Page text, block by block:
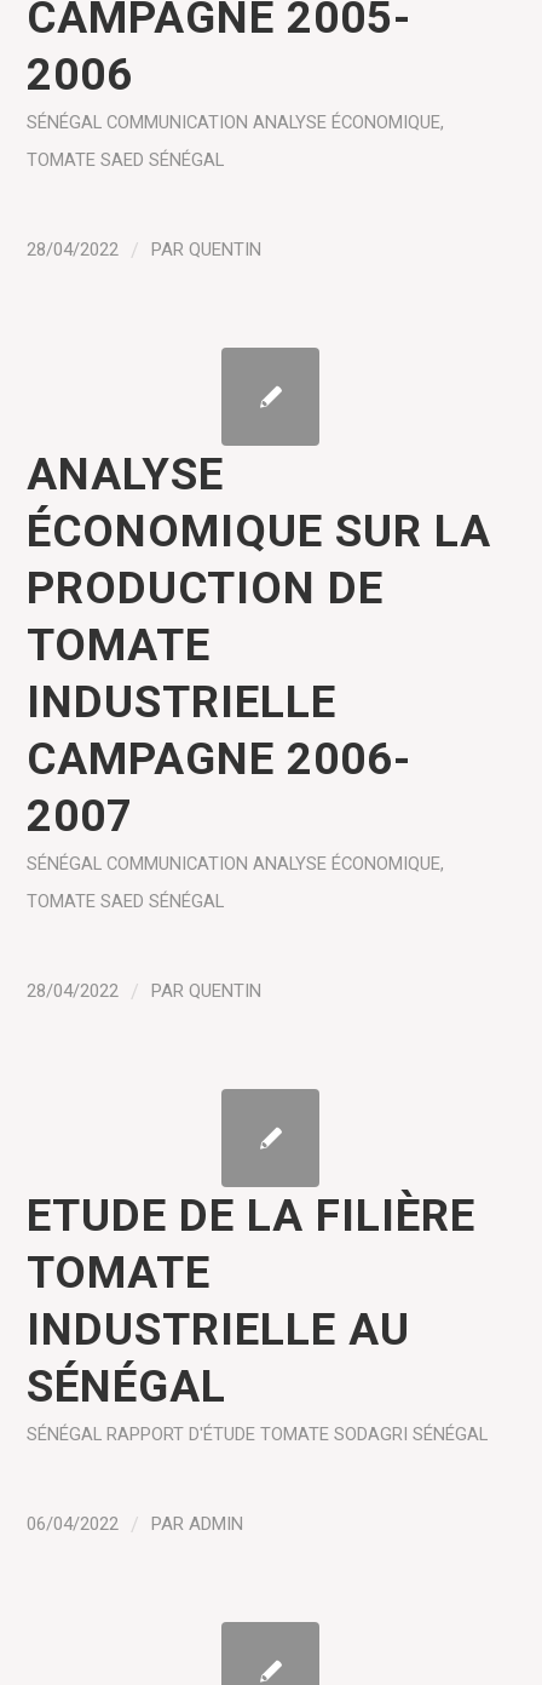
CAMPAGNE 2005-
2006
SÉNÉGAL COMMUNICATION ANALYSE ÉCONOMIQUE,
TOMATE SAED SÉNÉGAL
28/04/2022 / PARQUENTIN
ANALYSE
ÉCONOMIQUE SUR LA
PRODUCTION DE
TOMATE
INDUSTRIELLE
CAMPAGNE 2006-
2007
SÉNÉGAL COMMUNICATION ANALYSE ÉCONOMIQUE,
TOMATE SAED SÉNÉGAL
28/04/2022 / PARQUENTIN
ETUDE DE LA FILIÈRE
TOMATE
INDUSTRIELLE AU
SÉNÉGAL
SÉNÉGAL RAPPORT D'ÉTUDE TOMATE SODAGRI SÉNÉGAL
06/04/2022 / PARADMIN